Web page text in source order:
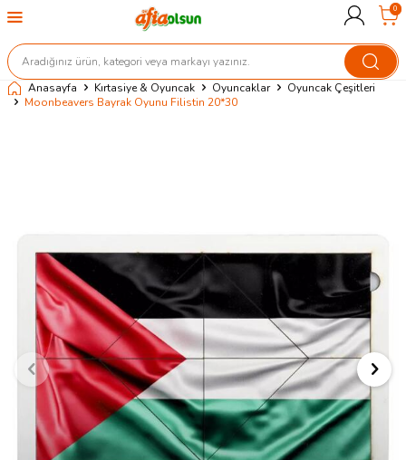
0
Anasayfa Kırtasiye & Oyuncak Oyuncaklar
Oyuncak Çeşitleri
Moonbeavers Bayrak Oyunu Filistin 20*30